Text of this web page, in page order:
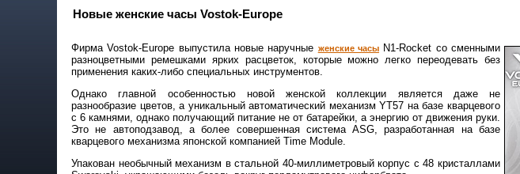
Новые женские часы Vostok-Europe
Фирма Vostok-Europe выпустила новые наручные женские часы N1-Rocket со сменными
разноцветными ремешками ярких расцветок, которые можно легко переодевать без
применения каких-либо специальных инструментов.
Однако главной особенностью новой женской коллекции является даже не
разнообразие цветов, а уникальный автоматический механизм YT57 на базе кварцевого
с 6 камнями, однако получающий питание не от батарейки, а энергию от движения руки.
Это не автоподзавод, а более совершенная система ASG, разработанная на базе
кварцевого механизма японской компанией Time Module.
Упакован необычный механизм в стальной 40-миллиметровый корпус с 48 кристаллами